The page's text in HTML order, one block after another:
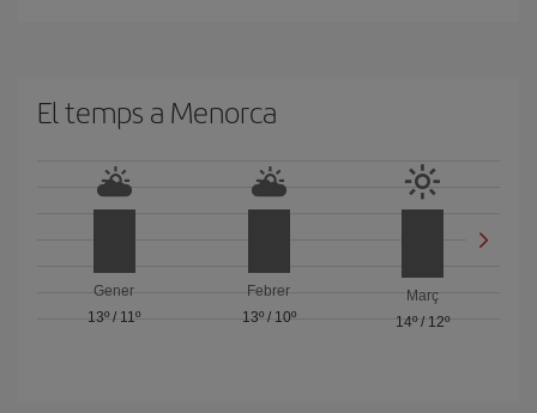
El temps a Menorca
Gener
13º / 11º
Febrer
13º/ 10º
Març
14º/ 12º